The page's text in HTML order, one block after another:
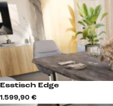
Esstisch Edge
1.599,90 €